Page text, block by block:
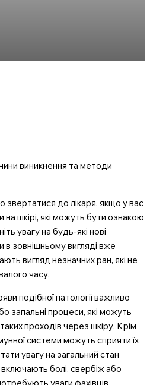
звертатися до лікаря, якщо у вас
на шкірі, які можуть бути ознакою
увагу на будь-які нові
в зовнішньому вигляді вже
вигляд незначних ран, які не
часу.
подібної патології важливо
запальні процеси, які можуть
проходів через шкіру. Крім
системи можуть сприяти їх
увагу на загальний стан
болі, свербіж або